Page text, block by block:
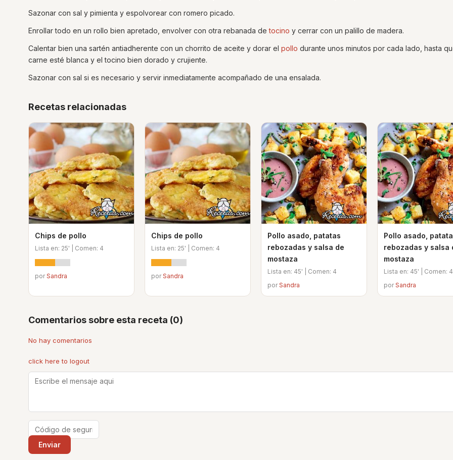
Sazonar con sal y pimienta y espolvorear con romero picado.
Enrollar todo en un rollo bien apretado, envolver con otra rebanada detocino y cerrar con un palillo de madera.
Calentar bien una sartén antiadherente con un chorrito de aceite y dorar el pollo durante unos minutos por cada lado, hasta
carne esté blanca y el tocino bien dorado y crujiente.
Sazonar con sal si es necesario y servir inmediatamente acompañado de una ensalada.
Recetas relacionadas
Chips de pollo
Lista en: 25' | Comen: 4
porSandra
Chips de pollo
Lista en: 25' | Comen: 4
porSandra
Pollo asado, patatas
rebozadas y salsa de
mostaza
Lista en: 45' | Comen: 4
porSandra
Pollo asado,
rebozadas y salsa
mostaza
Lista en: 45' | Comen: 4
porSandra
Comentarios sobre esta receta (0)
No hay comentarios
click here to logout